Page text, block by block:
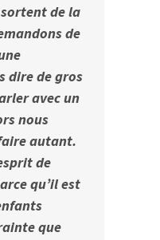
de la
de
dire de gros
avec un
nous
autant.
de
qu’il est
que